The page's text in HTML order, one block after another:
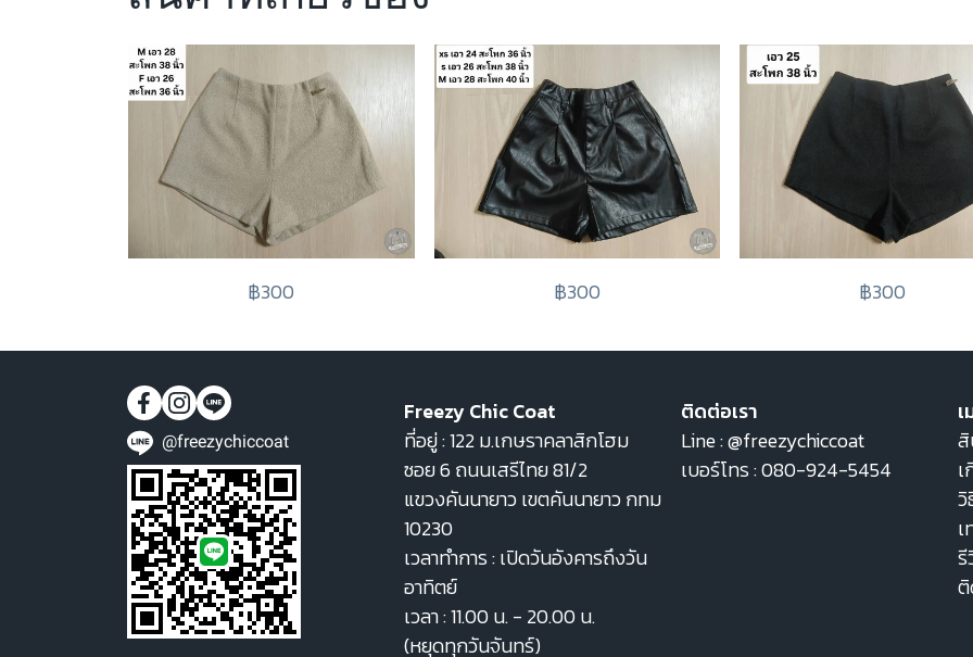
฿300 ฿300 ฿300
@freezychiccoat
Freezy Chic Coat
ที่อยู่ : 122 ม.เกษราคลาสิกโฮม
ซอย 6 ถนนเสรีไทย 81/2
แขวงคันนายาว เขตคันนายาว กทม
10230
เวลาทำการ : เปิดวันอังคารถึงวัน
อาทิตย์
เวลา : 11.00 น. - 20.00 น.
(หยุดทุกวันจันทร์)
ติดต่อเรา
Line :@freezychiccoat
เบอร์โทร :080-924-5454
วิ
ติ